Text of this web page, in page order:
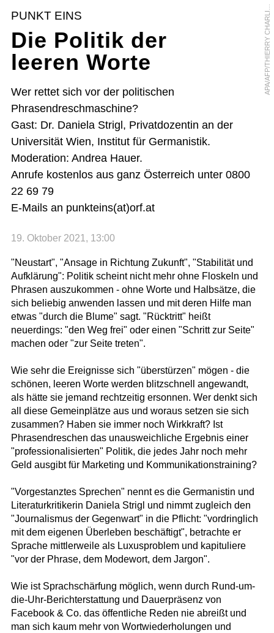
A
P
A
/
A
F
P
/
T
H
I
E
R
R
Y
C
H
A
R
L
I
E
R
PUNKT EINS
Die Politik der
leeren Worte
Wer rettet sich vor der politischen
Phrasendreschmaschine?
Gast: Dr. Daniela Strigl, Privatdozentin an der
Universität Wien, Institut für Germanistik.
Moderation: Andrea Hauer.
Anrufe kostenlos aus ganz Österreich unter 0800
22 69 79
E-Mails an punkteins(at)orf.at
19. Oktober 2021, 13:00
"Neustart", "Ansage in Richtung Zukunft", "Stabilität und
Aufklärung": Politik scheint nicht mehr ohne Floskeln und
Phrasen auszukommen - ohne Worte und Halbsätze, die
sich beliebig anwenden lassen und mit deren Hilfe man
etwas "durch die Blume" sagt. "Rücktritt" heißt
neuerdings: "den Weg frei" oder einen "Schritt zur Seite"
machen oder "zur Seite treten".
Wie sehr die Ereignisse sich "überstürzen" mögen - die
schönen, leeren Worte werden blitzschnell angewandt,
als hätte sie jemand rechtzeitig ersonnen. Wer denkt sich
all diese Gemeinplätze aus und woraus setzen sie sich
zusammen? Haben sie immer noch Wirkkraft? Ist
Phrasendreschen das unausweichliche Ergebnis einer
"professionalisierten" Politik, die jedes Jahr noch mehr
Geld ausgibt für Marketing und Kommunikationstraining?
"Vorgestanztes Sprechen" nennt es die Germanistin und
Literaturkritikerin Daniela Strigl und nimmt zugleich den
"Journalismus der Gegenwart" in die Pflicht: "vordringlich
mit dem eigenen Überleben beschäftigt", betrachte er
Sprache mittlerweile als Luxusproblem und kapituliere
"vor der Phrase, dem Modewort, dem Jargon".
Wie ist Sprachschärfung möglich, wenn durch Rund-um-
die-Uhr-Berichterstattung und Dauerpräsenz von
Facebook & Co. das öffentliche Reden nie abreißt und
man sich kaum mehr von Wortwiederholungen und